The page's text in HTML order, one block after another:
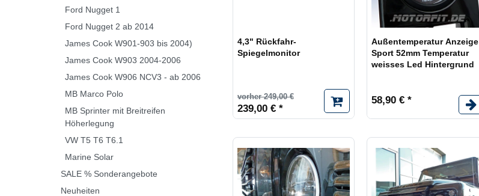
Ford Nugget 1
Ford Nugget 2 ab 2014
James Cook W901-903 bis 2004)
James Cook W903 2004-2006
James Cook W906 NCV3 - ab 2006
MB Marco Polo
MB Sprinter mit Breitreifen
Höherlegung
VW T5 T6 T6.1
Marine Solar
SALE % Sonderangebote
Neuheiten
4,3" Rückfahr-
Spiegelmonitor
vorher 249,00 €
239,00 € *
Außentemperatur Anzeige
Sport 52mm Temperatur
weisses Led Hintergrund
58,90 € *